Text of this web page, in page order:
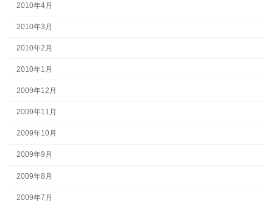
2010年4月
2010年3月
2010年2月
2010年1月
2009年12月
2009年11月
2009年10月
2009年9月
2009年8月
2009年7月